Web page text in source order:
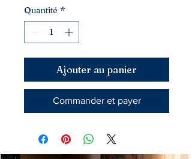
Quantité *
Ajouter au panier
Commander et payer